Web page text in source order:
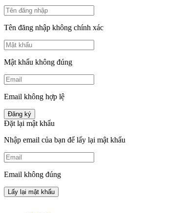
Tên đăng nhập không chính xác
Mật khẩu không đúng
Email không hợp lệ
Đăng ký
Đặt lại mật khẩu
Nhập email của bạn để lấy lại mật khẩu
Email không đúng
Lấy lại mật khẩu